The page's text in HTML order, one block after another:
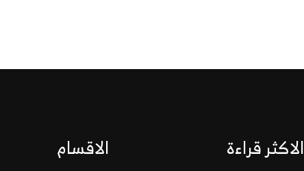
الاكثر قراءة الاقسام